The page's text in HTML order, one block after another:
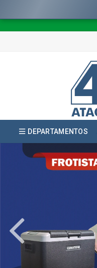
DEPARTAMENTOS